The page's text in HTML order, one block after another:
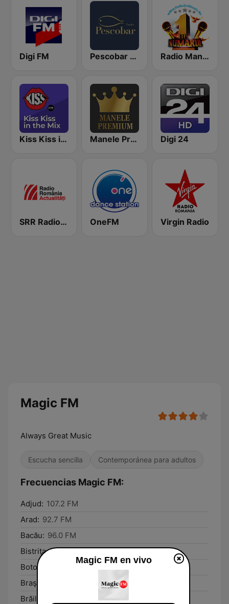
Digi FM Pescobar Radio Radio Manele
Kiss Kiss in the Mix Radio Manele Premium Digi 24
SRR Radio România Actualităţi OneFM Virgin Radio
Magic FM
Always Great Music
Escucha sencilla Contemporánea para adultos
Frecuencias Magic FM:
Adjud: 107.2 FM
Arad: 92.7 FM
Bacău: 96.0 FM
Bistriţa: 99.3 FM
Botoşani:
Braşov:
Brăila:
Magic FM en vivo